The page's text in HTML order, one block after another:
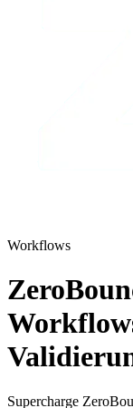
Workflows
Supercharge